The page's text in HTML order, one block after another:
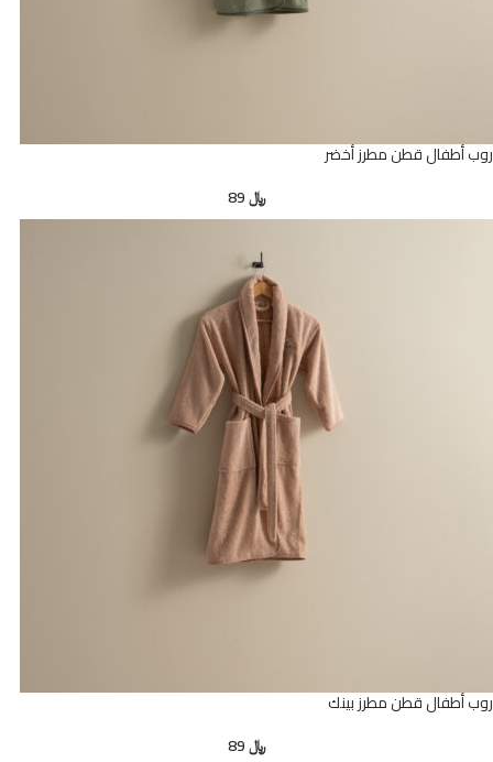
روب أطفال قطن مطرز أخضر
﷼
روب أطفال قطن مطرز بينك
﷼